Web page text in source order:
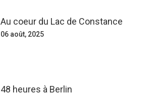
Au coeur du Lac de Constance
06 août, 2025
48 heures à Berlin